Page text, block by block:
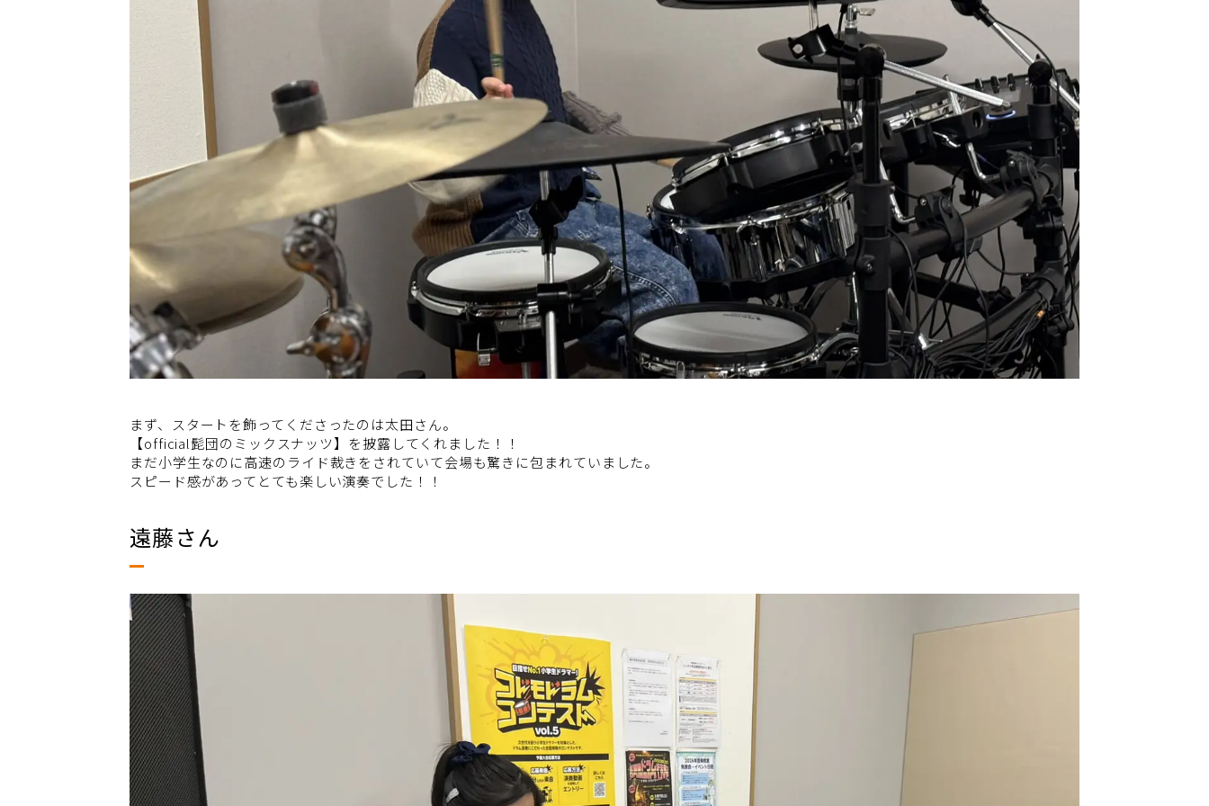
まず、スタートを飾ってくださったのは太田さん。
【official髭団のミックスナッツ】を披露してくれました！！
まだ小学生なのに高速のライド裁きをされていて会場も驚きに包まれていました。
スピード感があってとても楽しい演奏でした！！
遠藤さん